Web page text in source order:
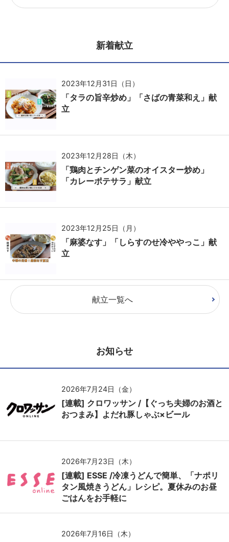
新着献立
2023年12月31日（日）
「タラの旨辛炒め」「さばの青菜和え」献
立
2023年12月28日（木）
「鶏肉とチンゲン菜のオイスター炒め」
「カレーポテサラ」献立
2023年12月25日（月）
「麻婆なす」「しらすのせ冷ややっこ」献
立
献立一覧へ
お知らせ
2026年7月24日（金）
[連載] クロワッサン /【ぐっち夫婦のお酒と
おつまみ】よだれ豚しゃぶ×ビール
2026年7月23日（木）
[連載] ESSE /冷凍うどんで簡単、「ナポリ
タン風焼きうどん」レシピ。夏休みのお昼
ごはんをお手軽に
2026年7月16日（木）